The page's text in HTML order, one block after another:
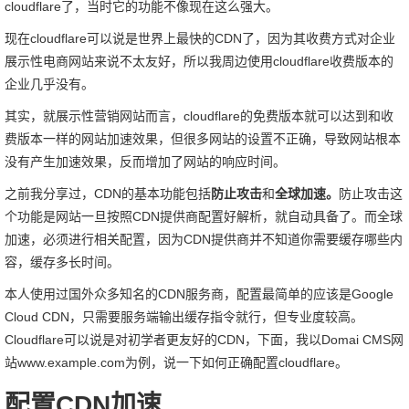
cloudflare了，当时它的功能不像现在这么强大。
现在cloudflare可以说是世界上最快的CDN了，因为其收费方式对企业
展示性电商网站来说不太友好，所以我周边使用cloudflare收费版本的
企业几乎没有。
其实，就展示性营销网站而言，cloudflare的免费版本就可以达到和收
费版本一样的网站加速效果，但很多网站的设置不正确，导致网站根本
没有产生加速效果，反而增加了网站的响应时间。
之前我分享过，CDN的基本功能包括防止攻击和全球加速。
防止攻击这
个功能是网站一旦按照CDN提供商配置好解析，就自动具备了。而全球
加速，必须进行相关配置，因为CDN提供商并不知道你需要缓存哪些内
容，缓存多长时间。
本人使用过国外众多知名的CDN服务商，配置最简单的应该是Google
Cloud CDN，只需要服务端输出缓存指令就行，但专业度较高。
Cloudflare可以说是对初学者更友好的CDN，下面，我以Domai CMS网
站www.example.com为例，说一下如何正确配置cloudflare。